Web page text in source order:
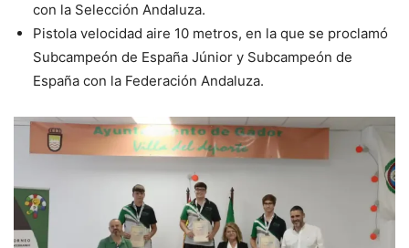
con la Selección Andaluza.
Pistola velocidad aire 10 metros, en la que se proclamó
Subcampeón de España Júnior y Subcampeón de
España con la Federación Andaluza.